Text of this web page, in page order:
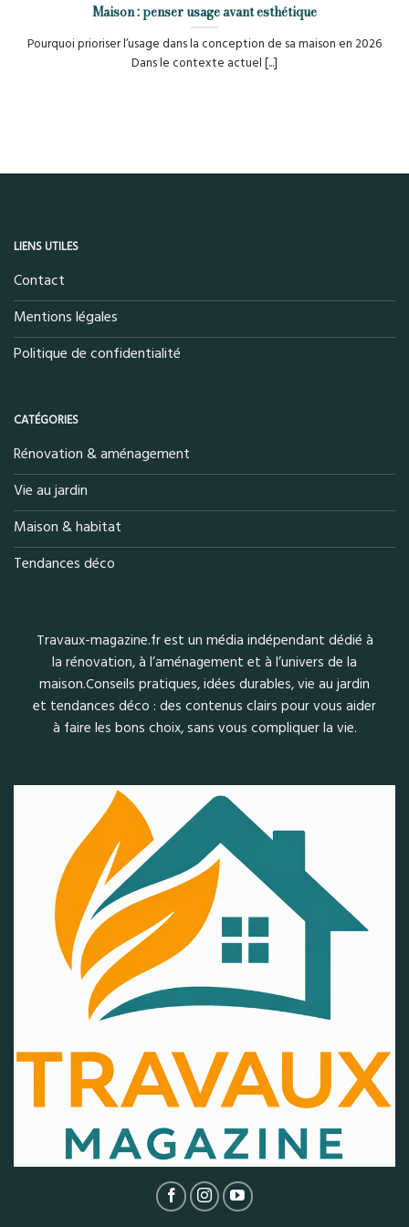
Maison : penser usage avant esthétique
Pourquoi prioriser l’usage dans la conception de sa maison en 2026
Dans le contexte actuel [...]
LIENS UTILES
Contact
Mentions légales
Politique de confidentialité
CATÉGORIES
Rénovation & aménagement
Vie au jardin
Maison & habitat
Tendances déco
Travaux-magazine.fr est un média indépendant dédié à
la rénovation, à l’aménagement et à l’univers de la
maison.Conseils pratiques, idées durables, vie au jardin
et tendances déco : des contenus clairs pour vous aider
à faire les bons choix, sans vous compliquer la vie.